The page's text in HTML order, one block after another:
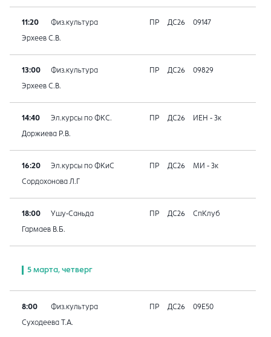
11:20 Физ.культура ПР ДС26 09147
Эрхеев С.В.
13:00 Физ.культура ПР ДС26 09829
Эрхеев С.В.
14:40 Эл.курсы по ФКС. ПР ДС26 ИЕН - 3к
Доржиева Р.В.
16:20 Эл.курсы по ФКиС ПР ДС26 МИ - 3к
Сордохонова Л.Г
18:00 Ушу-Саньда ПР ДС26 СпКлуб
Гармаев В.Б.
5 марта, четверг
8:00 Физ.культура ПР ДС26 09E50
Суходеева Т.А.